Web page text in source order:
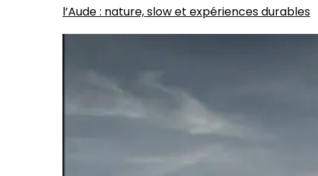
l’Aude : nature, slow et expériences durables